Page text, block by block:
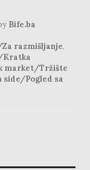
Bife.ba
razmišljanje,
Kratka
market/Tržište
side/Pogled sa